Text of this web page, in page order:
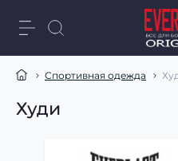
Спортивная одежда
Худи